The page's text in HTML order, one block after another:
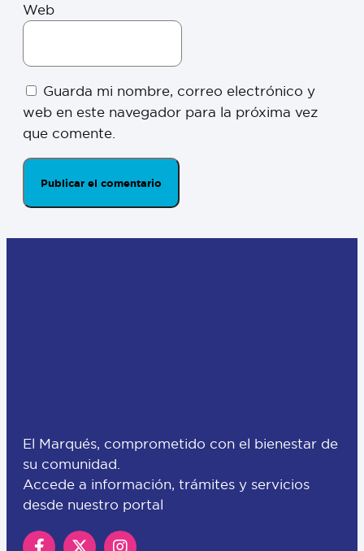
Web
Guarda mi nombre, correo electrónico y
web en este navegador para la próxima vez
que comente.
El Marqués, comprometido con el bienestar de
su comunidad.
Accede a información, trámites y servicios
desde nuestro portal